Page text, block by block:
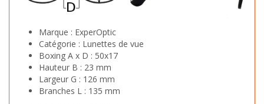
Marque : ExperOptic
Catégorie : Lunettes de vue
Boxing A x D : 50x17
Hauteur B : 23 mm
Largeur G : 126 mm
Branches L : 135 mm